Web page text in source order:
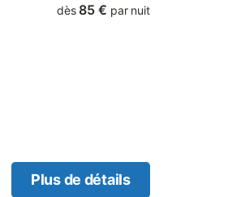
dès 85 € par nuit
Plus de détails